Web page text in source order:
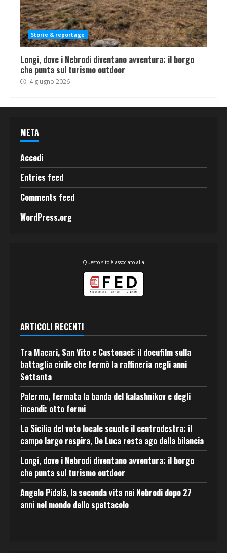
Storie & reportage
Longi, dove i Nebrodi diventano avventura: il borgo
che punta sul turismo outdoor
4 giugno 2026
META
Accedi
Entries feed
Comments feed
WordPress.org
Questo sito è associato alla
ARTICOLI RECENTI
Tra Macari, San Vito e Custonaci: il docufilm sulla
battaglia civile che fermò la raffineria negli anni
Settanta
Palermo, fermata la banda del kalashnikov e degli
incendi: otto fermi
La Sicilia del voto locale scuote il centrodestra: il
campo largo respira, De Luca resta ago della bilancia
Longi, dove i Nebrodi diventano avventura: il borgo
che punta sul turismo outdoor
Angelo Pidalà, la seconda vita nei Nebrodi dopo 27
anni nel mondo dello spettacolo